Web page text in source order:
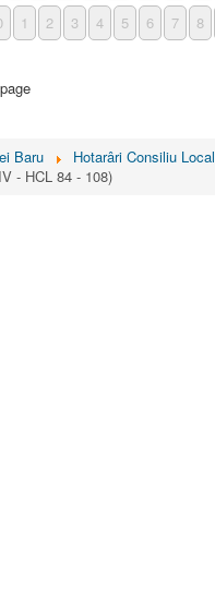
1 2 3 4 5 6 7 8
Baru
Hotarâri Consiliu Local
- HCL 84 - 108)